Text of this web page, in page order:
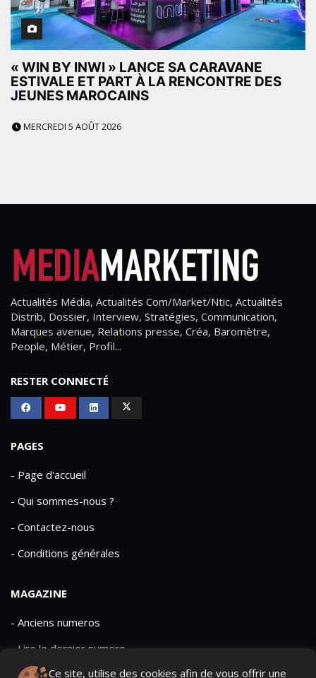
« WIN BY INWI » LANCE SA CARAVANE
ESTIVALE ET PART À LA RENCONTRE DES
JEUNES MAROCAINS
MERCREDI 5 AOÛT 2026
Ce site, utilise des cookies afin de vous offrir une
Actualités Média, Actualités Com/Market/Ntic, Actualités
Distrib, Dossier, Interview, Stratégies, Communication,
Marques avenue, Relations presse, Créa, Baromètre,
People, Métier, Profil...
RESTER CONNECTÉ
PAGES
- Page d'accueil
- Qui sommes-nous ?
- Contactez-nous
- Conditions générales
MAGAZINE
- Anciens numeros
- Lire le dernier numero
- Publicite